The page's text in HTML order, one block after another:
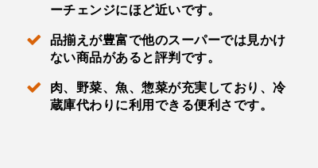
ーチェンジにほど近いです。
品揃えが豊富で他のスーパーでは見かけ
ない商品があると評判です。
肉、野菜、魚、惣菜が充実しており、冷
蔵庫代わりに利用できる便利さです。